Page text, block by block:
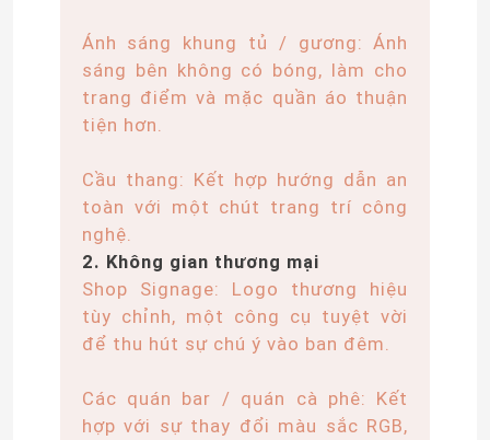
dẫn nhôm hồ sơ
đèn led treo tuyến tính
Tấm Acrylic LGP
Đèn ngầm LED
Bộ nguồn mô-đun LED
Phụ kiện cảm biến LED
Ánh sáng khung tủ / gương: Ánh
sáng bên không có bóng, làm cho
trang điểm và mặc quần áo thuận
tiện hơn.
Cầu thang: Kết hợp hướng dẫn an
toàn với một chút trang trí công
nghệ.
2. Không gian thương mại
Shop Signage: Logo thương hiệu
tùy chỉnh, một công cụ tuyệt vời
để thu hút sự chú ý vào ban đêm.
Các quán bar / quán cà phê: Kết
hợp với sự thay đổi màu sắc RGB,